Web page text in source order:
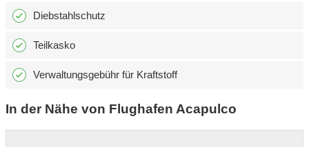
Diebstahlschutz
Teilkasko
Verwaltungsgebühr für Kraftstoff
In der Nähe von Flughafen Acapulco